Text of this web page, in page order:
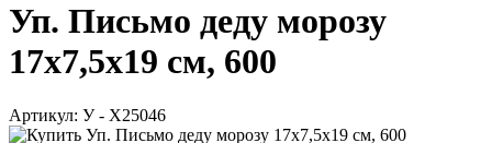
Уп. Письмо деду морозу
17x7,5x19 см, 600
Артикул: У - Х25046